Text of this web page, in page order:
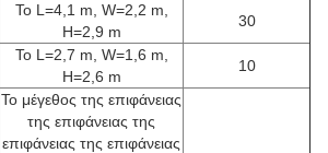
Το L=4,1 m, W=2,2 m,
H=2,9 m
30
Το L=2,7 m, W=1,6 m,
H=2,6 m
10
Το μέγεθος της επιφάνειας
της επιφάνειας της
επιφάνειας της επιφάνειας